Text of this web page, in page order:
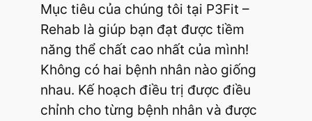
Mục tiêu của chúng tôi tại P3Fit –
Rehab là giúp bạn đạt được tiềm
năng thể chất cao nhất của mình!
Không có hai bệnh nhân nào giống
nhau. Kế hoạch điều trị được điều
chỉnh cho từng bệnh nhân và được